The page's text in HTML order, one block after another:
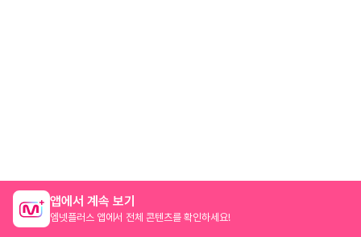
앱에서 계속 보기
엠넷플러스 앱에서 전체 콘텐츠를 확인하세요!